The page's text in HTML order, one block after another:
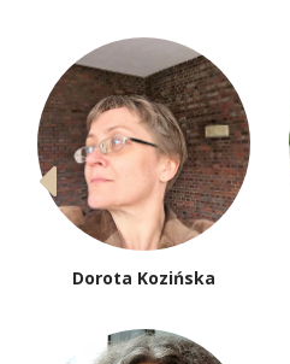
Dorota Kozińska